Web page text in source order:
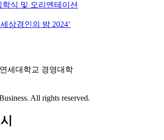
학식 및 오리엔테이션
상경인의 밤 2024’
세대학교 경영대학
All rights reserved.